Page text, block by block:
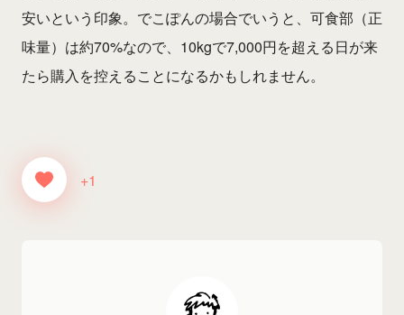
安いという印象。でこぽんの場合でいうと、可食部（正
味量）は約70%なので、10kgで7,000円を超える日が来
たら購入を控えることになるかもしれません。
+1